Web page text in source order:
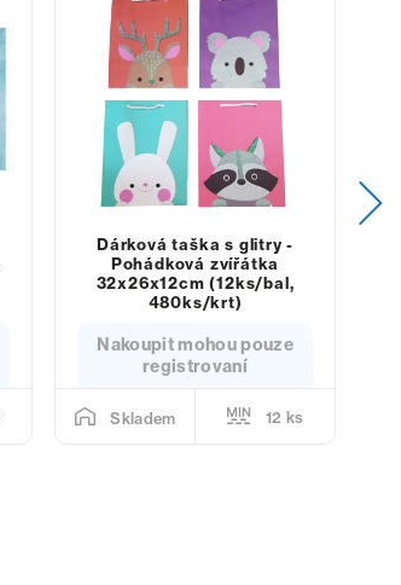
Dárková taška s glitry -
Pohádková zvířátka
32x26x12cm (12ks/bal,
480ks/krt)
Nakoupit mohou pouze
registrovaní
Skladem 12 ks